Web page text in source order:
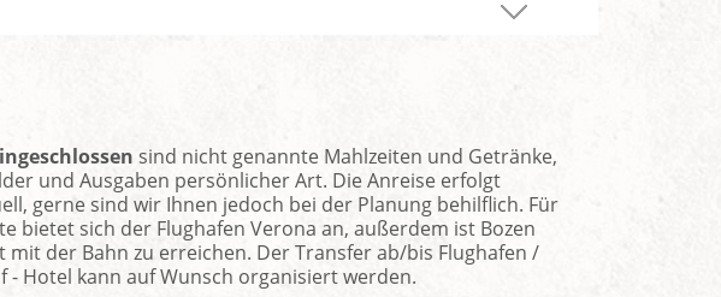
sind nicht genannte Mahlzeiten und Getränke,
und Ausgaben persönlicher Art. Die Anreise erfolgt
gerne sind wir Ihnen jedoch bei der Planung behilflich. Für
bietet sich der Flughafen Verona an, außerdem ist Bozen
mit der Bahn zu erreichen. Der Transfer ab/bis Flughafen /
- Hotel kann auf Wunsch organisiert werden.